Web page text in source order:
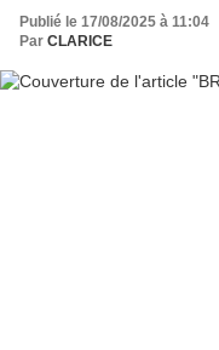
Publié le 17/08/2025 à 11:04
Par CLARICE